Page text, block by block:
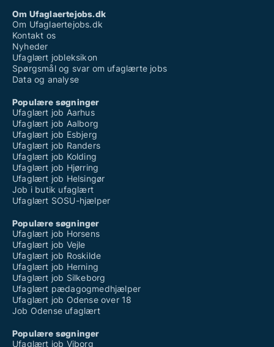
Om Ufaglaertejobs.dk
Om Ufaglaertejobs.dk
Kontakt os
Nyheder
Ufaglært jobleksikon
Spørgsmål og svar om ufaglærte jobs
Data og analyse
Populære søgninger
Ufaglært job Aarhus
Ufaglært job Aalborg
Ufaglært job Esbjerg
Ufaglært job Randers
Ufaglært job Kolding
Ufaglært job Hjørring
Ufaglært job Helsingør
Job i butik ufaglært
Ufaglært SOSU-hjælper
Populære søgninger
Ufaglært job Horsens
Ufaglært job Vejle
Ufaglært job Roskilde
Ufaglært job Herning
Ufaglært job Silkeborg
Ufaglært pædagogmedhjælper
Ufaglært job Odense over 18
Job Odense ufaglært
Populære søgninger
Ufaglært job Viborg